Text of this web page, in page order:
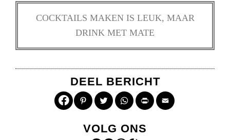
COCKTAILS MAKEN IS LEUK, MAAR
DRINK MET MATE
DEEL BERICHT
PinterestTwitterWhatsApp
Print
VOLG ONS